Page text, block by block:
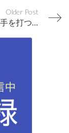
Older Post
常に先手を打つ企業と、いつも後手にわまる企業は何が違うのか？